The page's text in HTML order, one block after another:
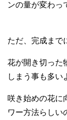
ンの量が変わっ
ただ、完成まで
花が開き切った
しまう事も多い
咲き始めの花に
ワー方法らし